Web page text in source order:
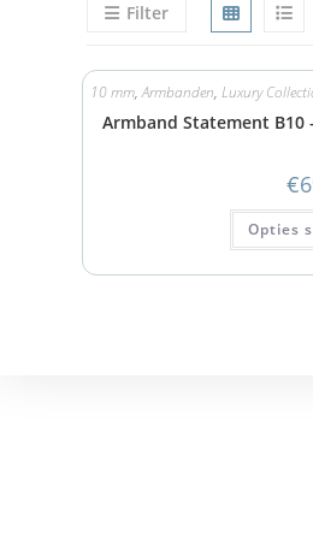
Filter
10 mm,Armbanden, Luxury
Armband Statement B10
€
Opties